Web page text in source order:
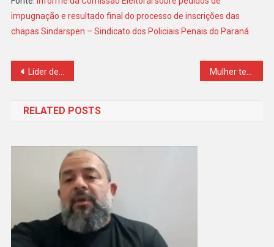
impugnação e resultado final do processo de inscrições das
chapas Sindarspen – Sindicato dos Policiais Penais do Paraná
Navegação
Post
Líder de seita que levou mais de 400 fiéis a jejuarem até a morte pode ser acusado de assassinato Mulher teve crise de pânico ao reconhecer PM como estuprador
RELATED POSTS